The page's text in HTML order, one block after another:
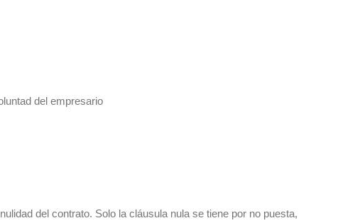
del empresario
del contrato. Solo la cláusula nula se tiene por no puesta,